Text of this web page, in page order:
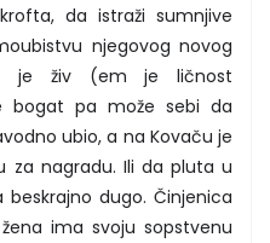
da istraži sumnjive
njegovog novog
je živ (em je ličnost
bogat pa može sebi da
ubio, a na Kovaču je
za nagradu. Ili da pluta u
dugo. Činjenica
ima svoju sopstvenu